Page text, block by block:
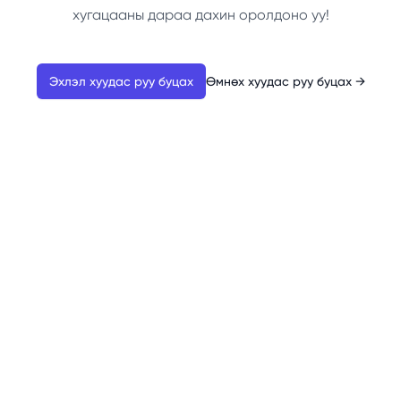
хугацааны дараа дахин оролдоно уу!
Эхлэл хуудас руу буцах Өмнөх хуудас руу буцах →